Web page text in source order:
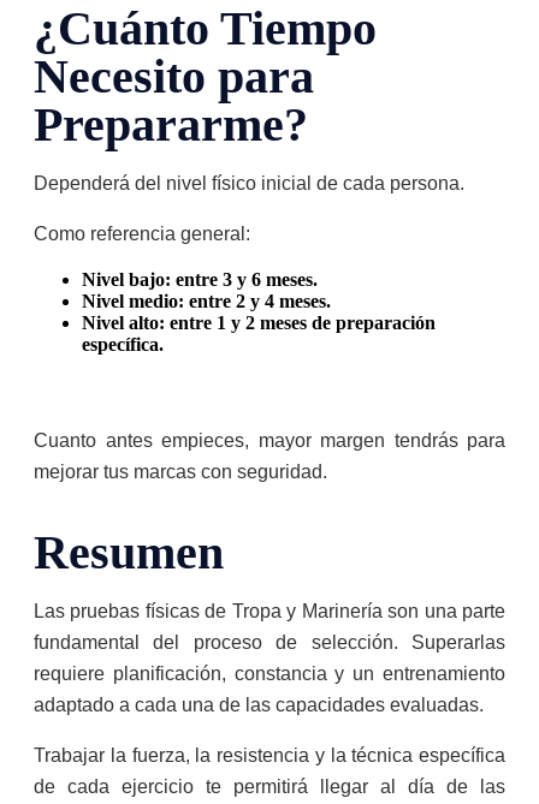
¿Cuánto Tiempo
Necesito para
Prepararme?
Dependerá del nivel físico inicial de cada persona.
Como referencia general:
Nivel bajo: entre 3 y 6 meses.
Nivel medio: entre 2 y 4 meses.
Nivel alto: entre 1 y 2 meses de preparación
específica.
Cuanto antes empieces, mayor margen tendrás para
mejorar tus marcas con seguridad.
Resumen
Las pruebas físicas de Tropa y Marinería son una parte
fundamental del proceso de selección. Superarlas
requiere planificación, constancia y un entrenamiento
adaptado a cada una de las capacidades evaluadas.
Trabajar la fuerza, la resistencia y la técnica específica
de cada ejercicio te permitirá llegar al día de las